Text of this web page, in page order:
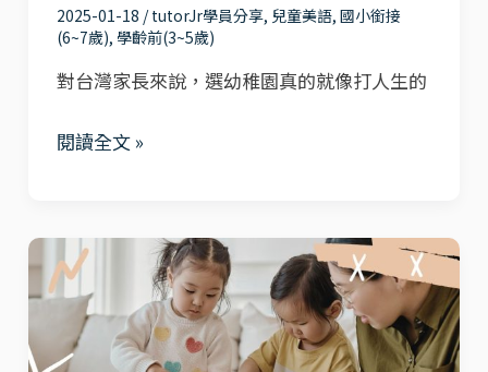
的
學
習
式！
2025-01-18 /tutorJr學員分享, 兒童美語, 國小銜接
(6~7歲), 學齡前(3~5歲)
對台灣家長來說，選幼稚園真的就像打人生的
卡
卡？
我
這
她
稚
閱讀全文 »
孩
子
怕